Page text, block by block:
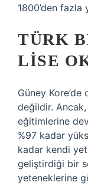
1800’den
TÜRK
LISE
Güney
değildir.
eğitimlerine
%97 kadar
kadar kendi
geliştirdiği bir
yeteneklerine